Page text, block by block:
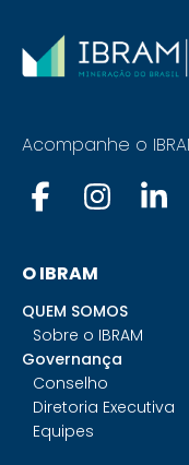
Acompanhe o
O IBRAM
QUEM SOMOS
Sobre o IBRAM
Governança
Conselho
Diretoria Executiva
Equipes